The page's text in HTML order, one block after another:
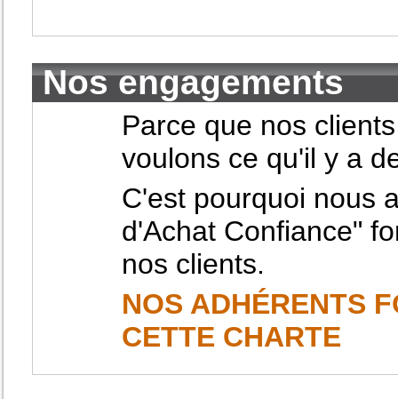
Nos engagements
Parce que nos
voulons ce qu'il y a
C'est pourquoi nous
d'Achat Confiance"
nos clients.
NOS ADHÉRENTS
CETTE CHARTE